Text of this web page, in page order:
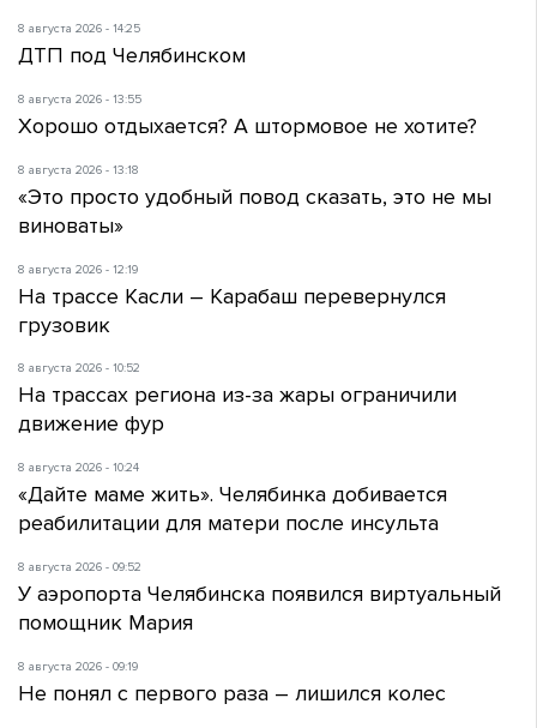
8 августа 2026 - 14:25
ДТП под Челябинском
8 августа 2026 - 13:55
Хорошо отдыхается? А штормовое не хотите?
8 августа 2026 - 13:18
«Это просто удобный повод сказать, это не мы
виноваты»
8 августа 2026 - 12:19
На трассе Касли – Карабаш перевернулся
грузовик
8 августа 2026 - 10:52
На трассах региона из-за жары ограничили
движение фур
8 августа 2026 - 10:24
«Дайте маме жить». Челябинка добивается
реабилитации для матери после инсульта
8 августа 2026 - 09:52
У аэропорта Челябинска появился виртуальный
помощник Мария
8 августа 2026 - 09:19
Не понял с первого раза – лишился колес